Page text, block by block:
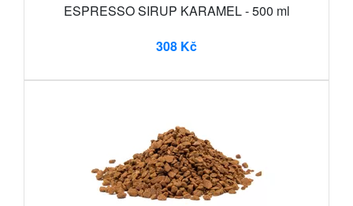
ESPRESSO SIRUP KARAMEL - 500 ml
308 Kč